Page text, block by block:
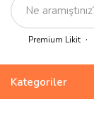
Premium Likit
Kategoriler